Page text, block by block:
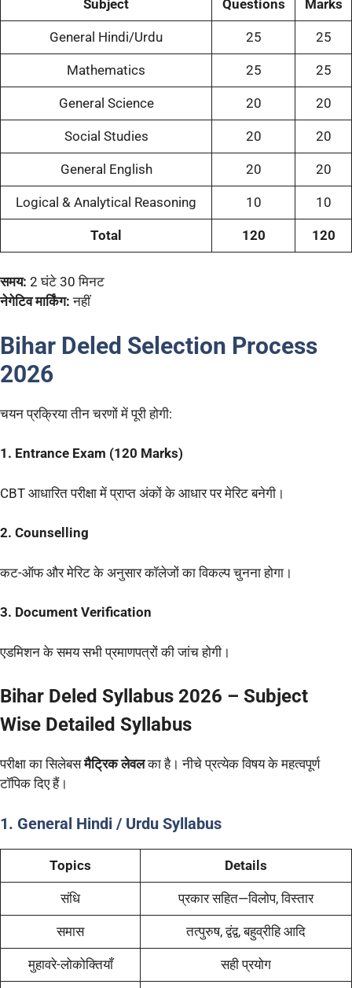
Subject Questions Marks
General Hindi/Urdu 25 25
Mathematics 25 25
General Science 20 20
Social Studies 20 20
General English 20 20
Logical & Analytical Reasoning 10 10
Total 120 120
समय: 2 घंटे 30 मिनट
नेगेटिव मार्किंग: नहीं
Bihar Deled Selection Process
2026
चयन प्रक्रिया तीन चरणों में पूरी होगी:
1. Entrance Exam (120 Marks)
CBT आधारित परीक्षा में प्राप्त अंकों के आधार पर मेरिट बनेगी।
2. Counselling
कट-ऑफ और मेरिट के अनुसार कॉलेजों का विकल्प चुनना होगा।
3. Document Verification
एडमिशन के समय सभी प्रमाणपत्रों की जांच होगी।
Bihar Deled Syllabus 2026 – Subject
Wise Detailed Syllabus
परीक्षा का सिलेबसमैट्रिक लेवलका है। नीचे प्रत्येक विषय के महत्वपूर्ण
टॉपिक दिए हैं।
1. General Hindi / Urdu Syllabus
Topics Details
संधि प्रकार सहित—विलोप, विस्तार
समास तत्पुरुष, द्वंद्व, बहुव्रीहि आदि
मुहावरे-लोकोक्तियाँ सही प्रयोग